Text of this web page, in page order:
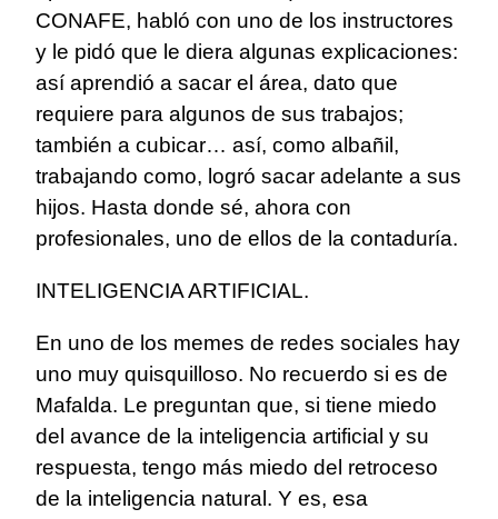
CONAFE, habló con uno de los instructores
y le pidó que le diera algunas explicaciones:
así aprendió a sacar el área, dato que
requiere para algunos de sus trabajos;
también a cubicar… así, como albañil,
trabajando como, logró sacar adelante a sus
hijos. Hasta donde sé, ahora con
profesionales, uno de ellos de la contaduría.
INTELIGENCIA ARTIFICIAL.
En uno de los memes de redes sociales hay
uno muy quisquilloso. No recuerdo si es de
Mafalda. Le preguntan que, si tiene miedo
del avance de la inteligencia artificial y su
respuesta, tengo más miedo del retroceso
de la inteligencia natural. Y es, esa